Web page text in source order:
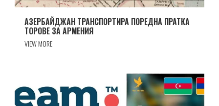
АЗЕРБАЙДЖАН ТРАНСПОРТИРА ПОРЕДНА ПРАТКА
ТОРОВЕ ЗА АРМЕНИЯ
VIEW MORE